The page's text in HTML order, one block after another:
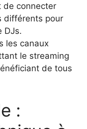
de connecter
différents pour
DJs.
les canaux
le streaming
de tous
: